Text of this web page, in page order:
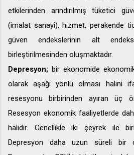
etkilerinden arındırılmış tüketici
(imalat sanayi), hizmet, perakende
güven endekslerinin alt
birleştirilmesinden oluşmaktadır.
Depresyon; bir ekonomide
olarak aşağı yönlü olması halini
resesyonu birbirinden ayıran üç
Resesyon ekonomik faaliyetlerde
halidir. Genellikle iki çeyrek ile
Depresyon daha uzun süreli bir